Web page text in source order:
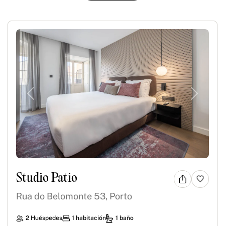
Previous Next
Studio Patio
Rua do Belomonte 53, Porto
2 Huéspedes 1 habitación 1 baño